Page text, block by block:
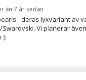
än 7 år sedan
- deras lyxvariant av
Swarovski. Vi planerar